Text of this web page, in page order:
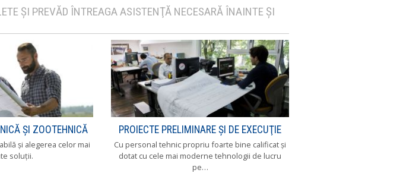
ŞI PREVĂD ÎNTREAGA ASISTENŢĂ NECESARĂ ÎNAINTE ŞI
ŞI ZOOTEHNICĂ
şi alegerea celor mai
soluţii.
PROIECTE PRELIMINARE ŞI DE EXECUŢIE
Cu personal tehnic propriu foarte bine calificat şi
dotat cu cele mai moderne tehnologii de lucru
pe…